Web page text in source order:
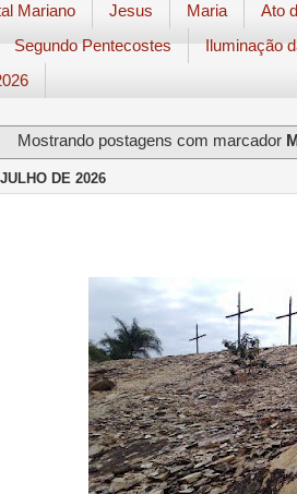
Mariano Jesus Maria Ato
Segundo Pentecostes Iluminação
Mostrando postagens com marcador
DE 2026